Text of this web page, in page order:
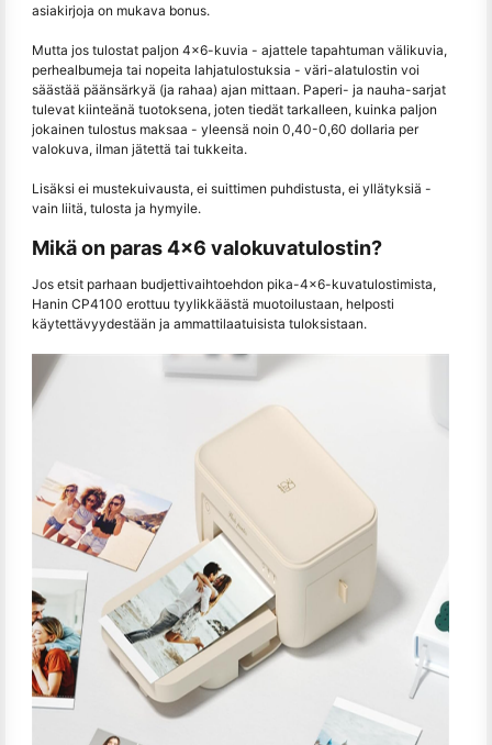
asiakirjoja on mukava bonus.
Mutta jos tulostat paljon 4×6-kuvia - ajattele tapahtuman välikuvia,
perhealbumeja tai nopeita lahjatulostuksia - väri-alatulostin voi
säästää päänsärkyä (ja rahaa) ajan mittaan. Paperi- ja nauha-sarjat
tulevat kiinteänä tuotoksena, joten tiedät tarkalleen, kuinka paljon
jokainen tulostus maksaa - yleensä noin 0,40-0,60 dollaria per
valokuva, ilman jätettä tai tukkeita.
Lisäksi ei mustekuivausta, ei suittimen puhdistusta, ei yllätyksiä -
vain liitä, tulosta ja hymyile.
Mikä on paras 4x6 valokuvatulostin?
Jos etsit parhaan budjettivaihtoehdon pika-4x6-kuvatulostimista,
Hanin CP4100 erottuu tyylikkäästä muotoilustaan, helposti
käytettävyydestään ja ammattilaatuisista tuloksistaan.